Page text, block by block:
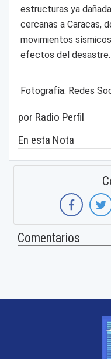
estructuras ya
cercanas a Caracas,
movimientos
efectos del desastre.
Fotografía: Redes
por Radio Perfil
En esta Nota
Comentarios